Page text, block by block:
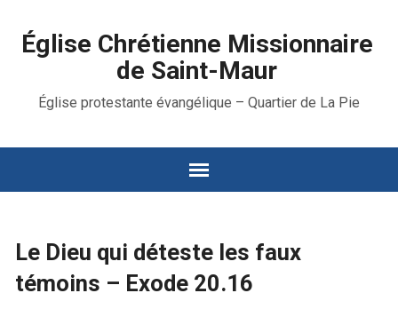
Église Chrétienne Missionnaire
de Saint-Maur
Église protestante évangélique – Quartier de La Pie
Le Dieu qui déteste les faux
témoins – Exode 20.16